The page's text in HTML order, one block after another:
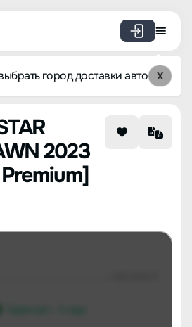
город доставки авто X
Exeed RX STAR TORTOY
2023